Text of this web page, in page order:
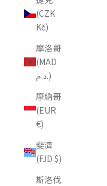
(CZK
Kč)
摩洛哥
(MAD
د.م.)
摩納哥
(EUR
€)
斐濟
(FJD $)
斯洛伐